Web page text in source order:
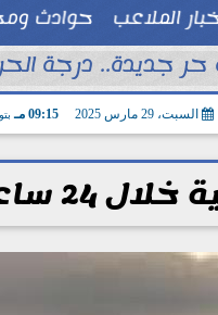
الملاعب حوادث
جديدة.. درجة
السبت، 29 مارس 2025 09:15 مـ